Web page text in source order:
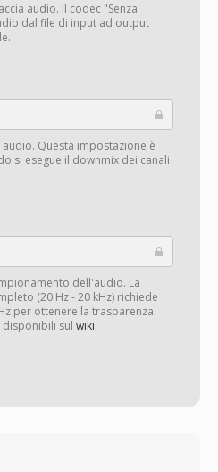
audio. Il codec "Senza
dal file di input ad output
Questa impostazione è
si esegue il downmix dei canali
dell'audio. La
(20 Hz - 20 kHz) richiede
per ottenere la trasparenza.
sul wiki.